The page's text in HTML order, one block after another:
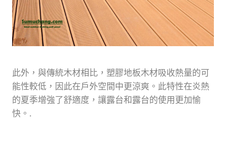
此外，與傳統木材相比，塑膠地板木材吸收熱量的可
能性較低，因此在戶外空間中更涼爽。此特性在炎熱
的夏季增強了舒適度，讓露台和露台的使用更加愉
快。.